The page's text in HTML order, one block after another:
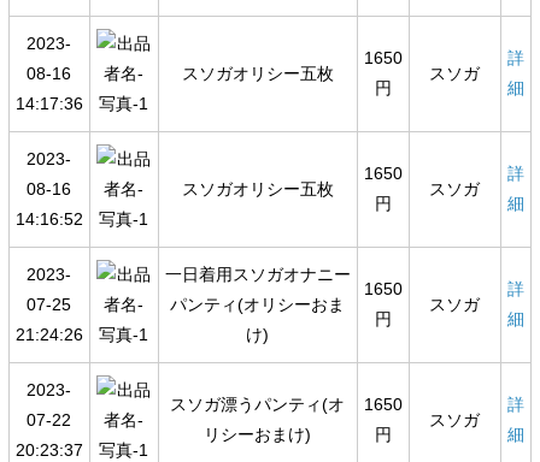
2023-
08-16
14:17:36
スソガオリシー五枚
1650
円
スソガ
詳
細
2023-
08-16
14:16:52
スソガオリシー五枚
1650
円
スソガ
詳
細
2023-
07-25
21:24:26
一日着用スソガオナニー
パンティ(オリシーおま
け)
1650
円
スソガ
詳
細
2023-
07-22
20:23:37
スソガ漂うパンティ(オ
リシーおまけ)
1650
円
スソガ
詳
細